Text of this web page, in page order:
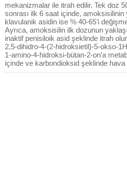
mekanizmalar ile itrah edilir. Tek doz
sonrası ilk 6 saat içinde, amoksisilinin
klavulanik asidin ise % 40-65’i
Ayrıca, amoksisilin ilk dozunun
inaktif penisiloik asid şeklinde itrah
2,5-dihidro-4-(2-hidroksietil)-5-okso-
1-amino-4-hidroksi-bütan-2-on’a
içinde ve karbondioksid şeklinde hava